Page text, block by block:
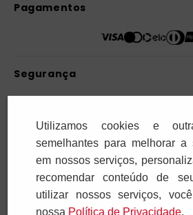
Pagamentos
Segurança
Paulus Editora pelo mundo:
Utilizamos cookies e
semelhantes para melhorar a
em nossos serviços,
recomendar conteúdo de
utilizar nossos serviços,
nossa Polí­tica de Privacidade.